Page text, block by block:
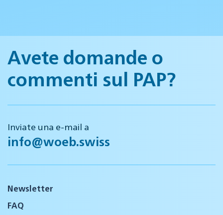
Avete domande o
commenti sul PAP?
Inviate una e-mail a
info@woeb.swiss
Newsletter
FAQ